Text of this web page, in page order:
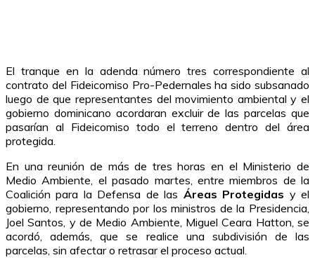
El tranque en la adenda número tres correspondiente al
contrato del Fideicomiso Pro-Pedernales ha sido subsanado
luego de que representantes del movimiento ambiental y el
gobierno dominicano acordaran excluir de las parcelas que
pasarían al Fideicomiso todo el terreno dentro del área
protegida.
En una reunión de más de tres horas en el Ministerio de
Medio Ambiente, el pasado martes, entre miembros de la
Coalición para la Defensa de las Áreas Protegidas y el
gobierno, representando por los ministros de la Presidencia,
Joel Santos, y de Medio Ambiente, Miguel Ceara Hatton, se
acordó, además, que se realice una subdivisión de las
parcelas, sin afectar o retrasar el proceso actual.